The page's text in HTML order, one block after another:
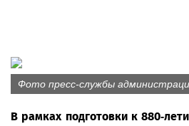
Фото пресс-службы
В рамках подготовки к 880-